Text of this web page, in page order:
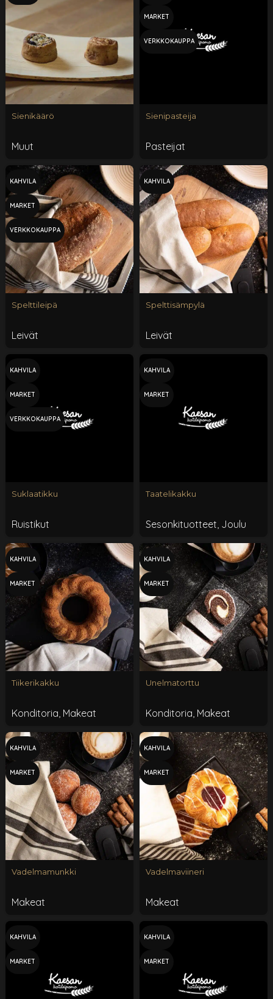
Sienikäärö
Muut
MARKET
VERKKOKAUPPA
Sienipasteija
Pasteijat
KAHVILA
MARKET
VERKKOKAUPPA
Spelttileipä
Leivät
KAHVILA
Spelttisämpylä
Leivät
KAHVILA
MARKET
VERKKOKAUPPA
Suklaatikku
Ruistikut
KAHVILA
MARKET
Taatelikakku
Sesonkituotteet Joulu
KAHVILA
MARKET
Tiikerikakku
Konditoria Makeat
KAHVILA
MARKET
Unelmatorttu
Konditoria Makeat
KAHVILA
MARKET
Vadelmamunkki
Makeat
KAHVILA
MARKET
Vadelmaviineri
Makeat
KAHVILA
MARKET
KAHVILA
MARKET